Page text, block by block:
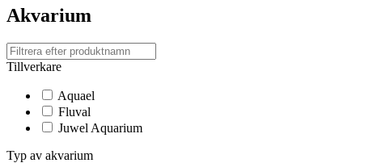
Akvarium
Tillverkare
Aquael
Fluval
Juwel Aquarium
Typ av akvarium